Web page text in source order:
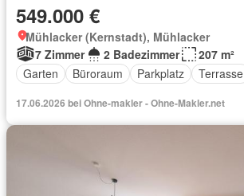
549.000 €
Mühlacker (Kernstadt), Mühlacker
7 Zimmer
2 Badezimmer
207 m²
Garten
Büroraum Parkplatz Terrasse
17.06.2026 bei Ohne-makler - Ohne-Makler.net